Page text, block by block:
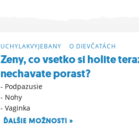
UCHYLAKVYJEBANY O DIEVČATÁCH
Zeny, co vsetko si holite
nechavate porast?
- Podpazusie
- Nohy
- Vaginka
ĎALŠIE MOŽNOSTI »